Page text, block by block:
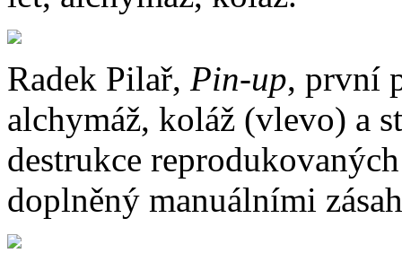
Radek Pilař, Pin-up, první
alchymáž, koláž (vlevo) a
destrukce
doplněný manuálními